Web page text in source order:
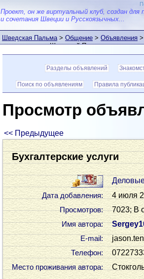
Проект, он же виртуальный клуб, создан для
и сочетания Швеции и Русскоязычных...
Шведская Пальма>Общение>Объявления>
пользователем Шведской Пальмы
Разделы объявлений
Поиск по объявлениям Правила
Просмотр
<< Предыдущее
Бухгалтерские услуги
Дата добавления: 4 июля
Просмотров: 7023; В
Имя автора:
Е-mail: jason.ten
Телефон:
Место проживания автора: